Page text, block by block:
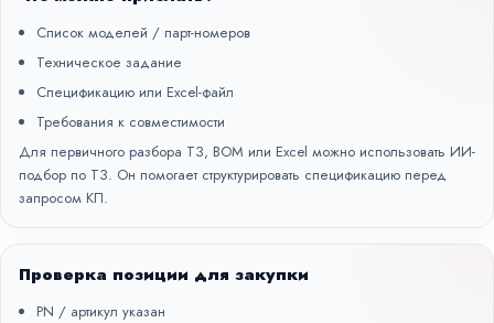
Список моделей / парт-номеров
Техническое задание
Спецификацию или Excel-файл
Требования к совместимости
Для первичного разбора ТЗ, BOM или Excel можно использовать ИИ-
подбор по ТЗ. Он помогает структурировать спецификацию перед
запросом КП.
Проверка позиции для закупки
PN / артикул указан